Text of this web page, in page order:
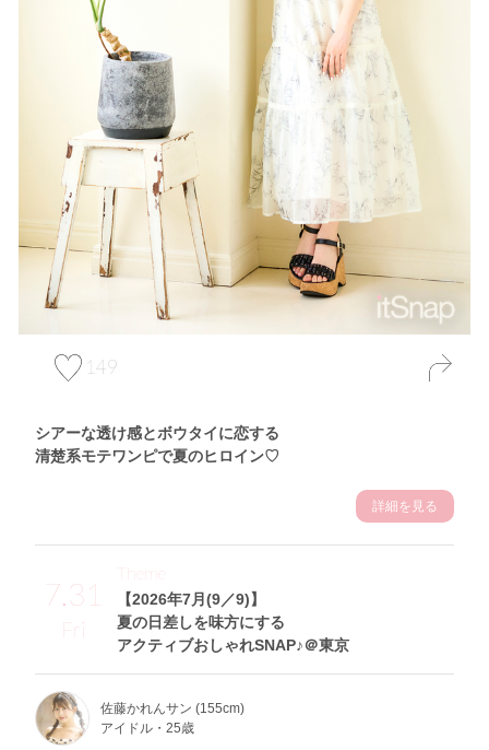
149
シアーな透け感とボウタイに恋する
清楚系モテワンピで夏のヒロイン♡
詳細を見る
7.31
Fri
【2026年7月(9／9)】
夏の日差しを味方にする
アクティブおしゃれSNAP♪＠東京
Theme
佐藤かれんサン (155cm)
アイドル・25歳